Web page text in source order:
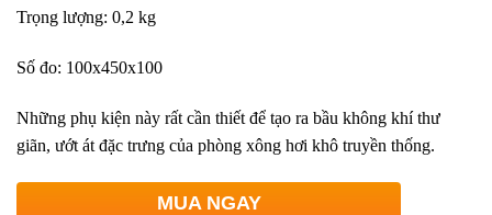
Trọng lượng: 0,2 kg
Số đo: 100x450x100
Những phụ kiện này rất cần thiết để tạo ra bầu không khí thư
giãn, ướt át đặc trưng của phòng xông hơi khô truyền thống.
MUA NGAY